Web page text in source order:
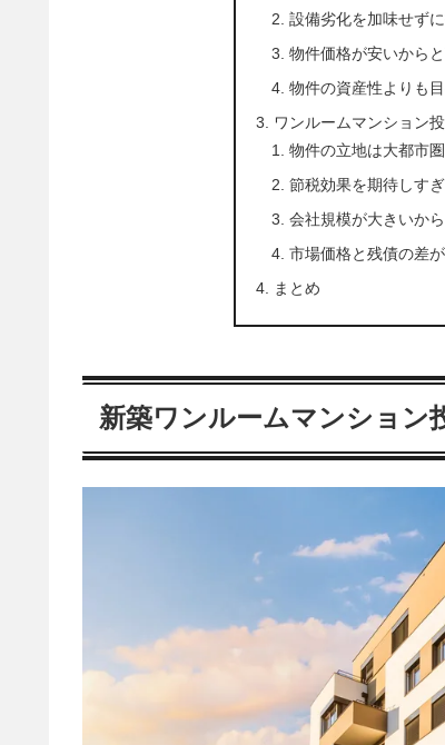
設備劣化を加味せず
物件価格が安いから
物件の資産性よりも
ワンルームマンション
物件の立地は大都市
節税効果を期待しす
会社規模が大きいか
市場価格と残債の差
まとめ
新築ワンルームマンション